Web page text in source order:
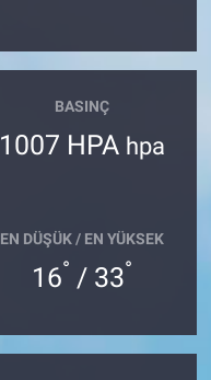
BASINÇ
1007 HPA hpa
EN DÜŞÜK / EN YÜKSEK
16° / 33°